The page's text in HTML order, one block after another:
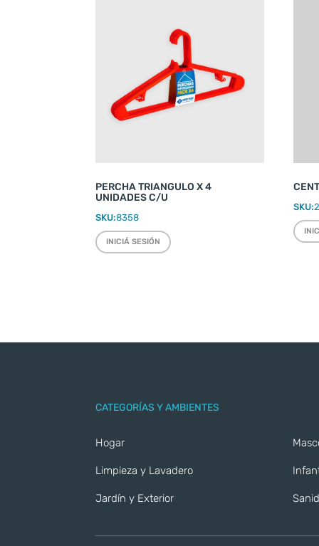
PERCHA TRIANGULO X 4
UNIDADES C/U
SKU:8358
INICIÁ SESIÓN
SKU:
CATEGORÍAS Y AMBIENTES
Hogar
Limpieza y Lavadero
Jardín y Exterior